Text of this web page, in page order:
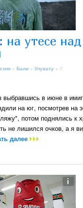
на утесе над
»Бали »Улувату » //
выбравшись в июне в
на юг, посмотрев на
потом поднялись к
не лишился очков, а я
далее